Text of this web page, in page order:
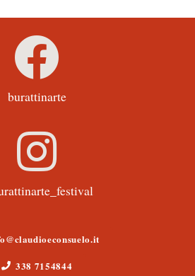
burattinarte
338 7154844